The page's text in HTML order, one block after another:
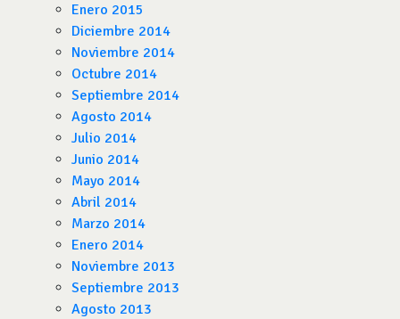
Enero 2015
Diciembre 2014
Noviembre 2014
Octubre 2014
Septiembre 2014
Agosto 2014
Julio 2014
Junio 2014
Mayo 2014
Abril 2014
Marzo 2014
Enero 2014
Noviembre 2013
Septiembre 2013
Agosto 2013